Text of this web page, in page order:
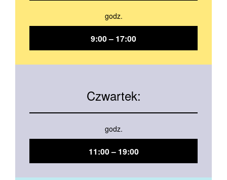
godz.
9:00 – 17:00
Czwartek:
godz.
11:00 – 19:00